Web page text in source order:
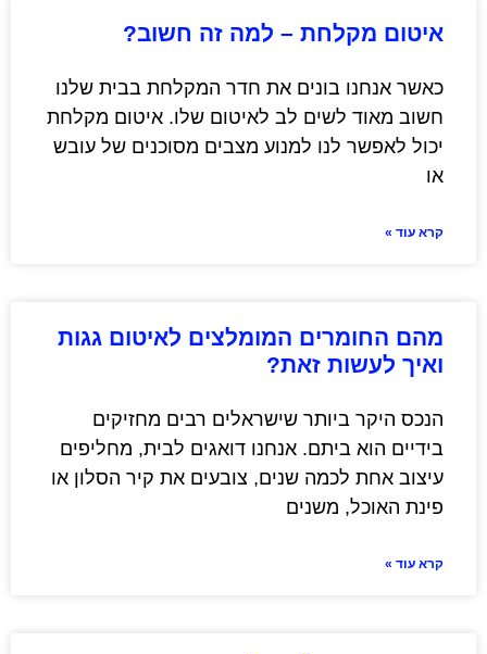
איטום מקלחת – למה זה חשוב?
כאשר אנחנו בונים את חדר המקלחת בבית שלנו
חשוב מאוד לשים לב לאיטום שלו. איטום מקלחת
יכול לאפשר לנו למנוע מצבים מסוכנים של עובש
או
קרא עוד »
מהם החומרים המומלצים לאיטום גגות
ואיך לעשות זאת?
הנכס היקר ביותר שישראלים רבים מחזיקים
בידיים הוא ביתם. אנחנו דואגים לבית, מחליפים
עיצוב אחת לכמה שנים, צובעים את קיר הסלון או
פינת האוכל, משנים
קרא עוד »